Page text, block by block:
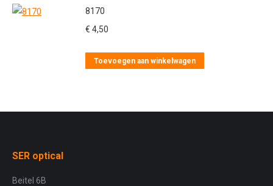
8170
€ 4,50
Toevoegen aan winkelwagen
SER optical
Beitel 6B